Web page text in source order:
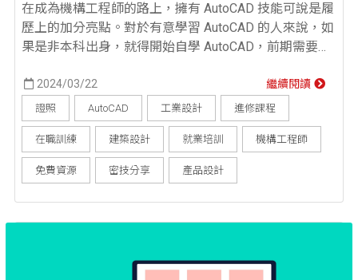
在成為機構工程師的路上，擁有 AutoCAD 技能可說是履
歷上的加分亮點。對於有意學習 AutoCAD 的人來說，如
果是非本科出身，就得開始自學 AutoCAD，前期需要耗
想要提升職涯競爭力，還是純粹出於興趣，本篇
AutoCAD 自學攻略將帶你零開始學習，提供全面的學習
指引與資源分享。 如何開始自學 AutoCAD？過人來經驗
談分享 Au...
2024/03/22 繼續閱讀
證照 AutoCAD 工業設計 進修課程
在職訓練 建築設計 就業培訓 機構工程師
免費資源 密技分享 產品設計